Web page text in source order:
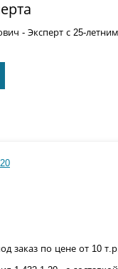
- Эксперт с 25-
заказ по цене от 10